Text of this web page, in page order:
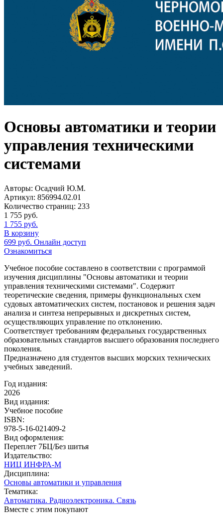
Основы автоматики и теории
управления техническими
системами
Авторы: Осадчий Ю.М.
Артикул: 856994.02.01
Количество страниц: 233
1 755 руб.
1 755 руб.
В корзину
699 руб. Онлайн доступ
Ознакомиться
Учебное пособие составлено в соответствии с программой
изучения дисциплины "Основы автоматики и теории
управления техническими системами". Содержит
теоретические сведения, примеры функциональных схем
судовых автоматических систем, постановок и решения задач
анализа и синтеза непрерывных и дискретных систем,
осуществляющих управление по отклонению.
Соответствует требованиям федеральных государственных
образовательных стандартов высшего образования последнего
поколения.
Предназначено для студентов высших морских технических
учебных заведений.
Год издания:
2026
Вид издания:
Учебное пособие
ISBN:
978-5-16-021409-2
Вид оформления:
Переплет 7БЦ/Без шитья
Издательство:
НИЦ ИНФРА-М
Дисциплина:
Основы автоматики и управления
Тематика:
Автоматика. Радиоэлектроника. Связь
Вместе с этим покупают